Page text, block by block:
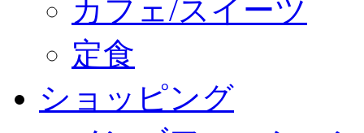
カフェ/スイーツ
定食
ショッピング